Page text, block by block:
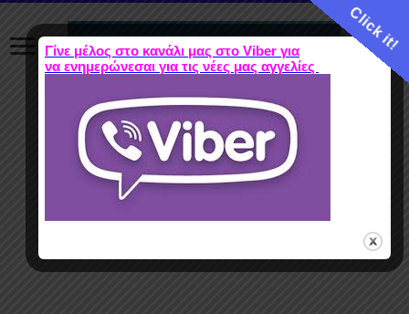
Click it!
Γίνε μέλος στο κανάλι μας στο Viber για
να ενημερώνεσαι για τις νέες μας αγγελίες